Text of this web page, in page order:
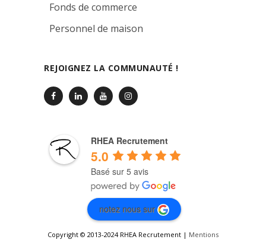
Fonds de commerce
Personnel de maison
REJOIGNEZ LA COMMUNAUTÉ !
RHEA Recrutement
5.0
Basé sur 5 avis
notez nous sur
Copyright © 2013-2024 RHEA Recrutement | Mentions